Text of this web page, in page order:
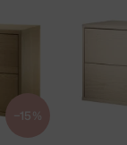
−15 %